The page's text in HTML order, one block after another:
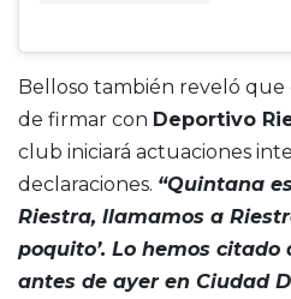
Belloso también reveló
de firmar con Deportivo
club iniciará actuaciones
declaraciones. “Quintana
Riestra, llamamos a
poquito’. Lo hemos
antes de ayer en Ciudad